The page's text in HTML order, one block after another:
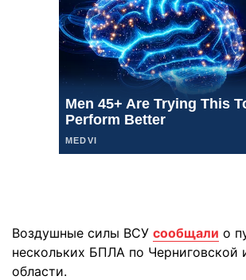
Воздушные силы ВСУ сообщали о
нескольких БПЛА по Черниговской
области.